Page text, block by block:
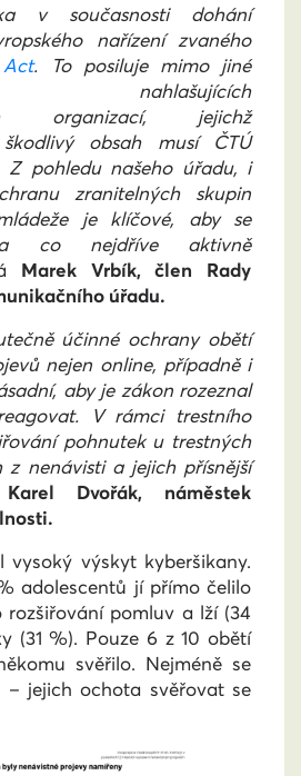
v současnosti dohání
nařízení zvaného
. To posiluje mimo jiné
nahlašujících
organizací, jejichž
obsah musí ČTÚ
Z pohledu našeho úřadu, i
zranitelných skupin
je klíčové, aby se
co nejdříve aktivně
Marek Vrbík, člen Rady
úřadu.
účinné ochrany obětí
nejen online, případně i
aby je zákon rozeznal
V rámci trestního
pohnutek u trestných
z nenávisti a jejich přísnější
Karel Dvořák, náměstek
vysoký výskyt kyberšikany.
adolescentů jí přímo čelilo
rozšiřování pomluv a lží (34
(31 %). Pouze 6 z 10 obětí
svěřilo. Nejméně se
– jejich ochota svěřovat se